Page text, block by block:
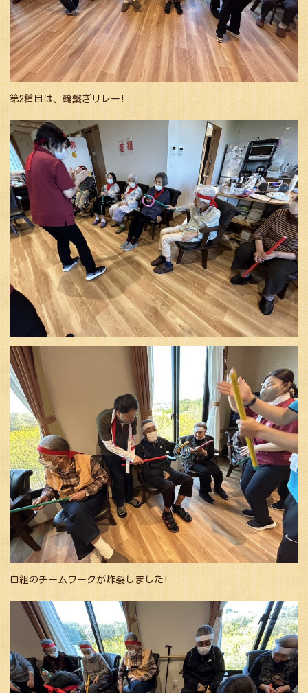
第2種目は、輪繋ぎリレー!
白組のチームワークが炸裂しました!